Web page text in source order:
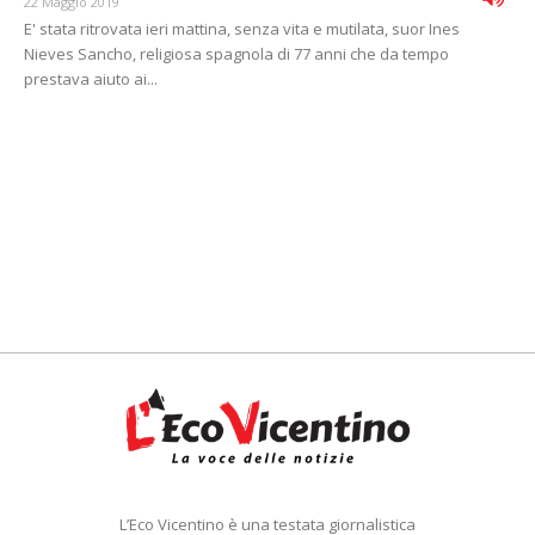
E' stata ritrovata ieri mattina, senza vita e mutilata, suor Ines
Nieves Sancho, religiosa spagnola di 77 anni che da tempo
prestava aiuto ai...
L’Eco Vicentino è una testata giornalistica